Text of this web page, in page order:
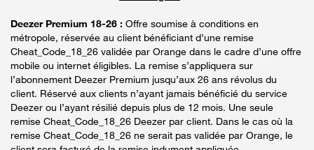
Deezer Premium 18-26 : Offre soumise à conditions en
métropole, réservée au client bénéficiant d’une remise
Cheat_Code_18_26 validée par Orange dans le cadre d’une offre
mobile ou internet éligibles. La remise s’appliquera sur
l’abonnement Deezer Premium jusqu’aux 26 ans révolus du
client. Réservé aux clients n’ayant jamais bénéficié du service
Deezer ou l’ayant résilié depuis plus de 12 mois. Une seule
remise Cheat_Code_18_26 Deezer par client. Dans le cas où la
remise Cheat_Code_18_26 ne serait pas validée par Orange, le